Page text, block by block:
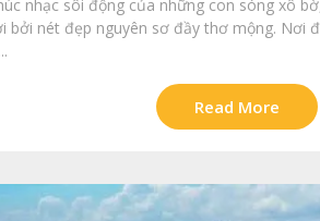
nhạc sôi động của những con sóng xô
bởi nét đẹp nguyên sơ đầy thơ mộng. Nơi
Read More